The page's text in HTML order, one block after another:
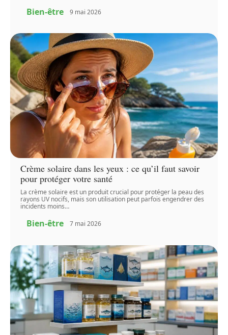
Bien-être 9 mai 2026
Crème solaire dans les yeux : ce qu’il faut savoir
pour protéger votre santé
La crème solaire est un produit crucial pour protéger la peau des
rayons UV nocifs, mais son utilisation peut parfois engendrer des
incidents moins…
Bien-être 7 mai 2026